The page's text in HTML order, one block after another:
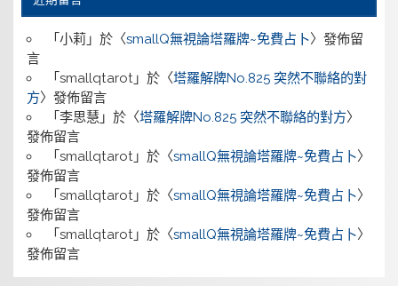
「 小莉」於〈smallQ無視論塔羅牌~免費占卜〉發佈留
言
「 smallqtarot」於〈塔羅解牌No.825 突然不聯絡的對
方〉發佈留言
「 李思慧」於〈塔羅解牌No.825 突然不聯絡的對方〉
發佈留言
「 smallqtarot」於〈smallQ無視論塔羅牌~免費占卜〉
發佈留言
「 smallqtarot」於〈smallQ無視論塔羅牌~免費占卜〉
發佈留言
「 smallqtarot」於〈smallQ無視論塔羅牌~免費占卜〉
發佈留言